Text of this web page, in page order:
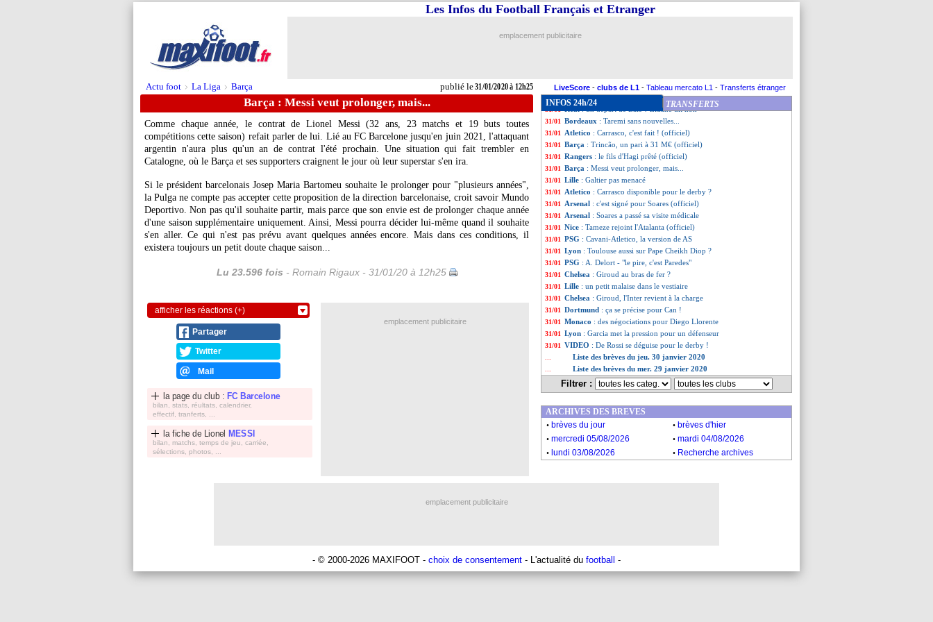
Actu foot > La Liga > Barça publié le31/01/2020 à 12h25
Les Infos du Football Français et Etranger
emplacement publicitaire
LiveScore - clubs de L1 - Tableau mercato L1 - Transferts étranger
Barça : Messi veut prolonger, mais...
Comme chaque année, le contrat de Lionel Messi(32 ans, 23 matchs et 19 buts toutes
compétitions cette saison) refait parler de lui. Lié au FC Barcelone jusqu'en juin 2021, l'attaquant
argentin n'aura plus qu'un an de contrat l'été prochain. Une situation qui fait trembler en
Catalogne, où le Barça et ses supporters craignent le jour où leur superstar s'en ira.
Si le président barcelonais Josep Maria Bartomeu souhaite le prolonger pour "plusieurs années",
la Pulga ne compte pas accepter cette proposition de la direction barcelonaise, croit savoir Mundo
Deportivo. Non pas qu'il souhaite partir, mais parce que son envie est de prolonger chaque année
d'une saison supplémentaire uniquement. Ainsi, Messi pourra décider lui-même quand il souhaite
s'en aller. Ce qui n'est pas prévu avant quelques années encore. Mais dans ces conditions, il
existera toujours un petit doute chaque saison...
Lu 23.596 fois - Romain Rigaux - 31/01/20 à 12h25
afficher les réactions (+)
Partager
Twitter
Mail
la page du club : FC Barcelone
bilan, stats, réultats, calendrier,
effectif, tranferts, ...
la fiche de Lionel MESSI
bilan, matchs, temps de jeu, carriée,
sélections, photos, ...
INFOS 24h/24 TRANSFERTS
31/01 OM: Thauvin, AVB annonce encore du retard !
31/01 Paris FC: Koziello, c'est fait (officiel)
31/01 Chelsea
31/01 OM: Benedetto forfait à Bordeaux ?
31/01 Bordeaux: Sousa annonce la fin du mercato
: un départ de Bale ? Zidane dit non
31/01 Bordeaux : Taremi sans nouvelles...
31/01 Atletico : Carrasco, c'est fait ! (officiel)
31/01 Barça : Trincão, un pari à 31 M€ (officiel)
31/01 Rangers : le fils d'Hagi prêté (officiel)
31/01 Barça : Messi veut prolonger, mais...
31/01 Lille : Galtier pas menacé
31/01 Atletico : Carrasco disponible pour le derby ?
31/01 Arsenal : c'est signé pour Soares (officiel)
31/01 Arsenal : Soares a passé sa visite médicale
31/01 Nice : Tameze rejoint l'Atalanta (officiel)
31/01 PSG : Cavani-Atletico, la version de AS
31/01 Lyon : Toulouse aussi sur Pape Cheikh Diop ?
31/01 PSG : A. Delort - "le pire, c'est Paredes"
31/01 Chelsea : Giroud au bras de fer ?
31/01 Lille : un petit malaise dans le vestiaire
31/01 Chelsea : Giroud, l'Inter revient à la charge
31/01 Dortmund : ça se précise pour Can !
31/01 Monaco : des négociations pour Diego Llorente
31/01 Lyon : Garcia met la pression pour un défenseur
31/01 VIDEO : De Rossi se déguise pour le derby !
Liste des brèves du jeu. 30 janvier 2020
Liste des brèves du mer. 29 janvier 2020
Filtrer :
emplacement publicitaire
ARCHIVES DES BREVES
. brèves du jour . brèves d'hier
. mercredi 05/08/2026 . mardi 04/08/2026
. lundi 03/08/2026 . Recherche archives
emplacement publicitaire
- © 2000-2026 MAXIFOOT - choix de consentement - L'actualité du football -